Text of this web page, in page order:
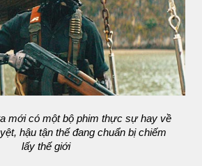
mới có một bộ phim thực sự hay về
hậu tận thế đang chuẩn bị chiếm
lấy thế giới